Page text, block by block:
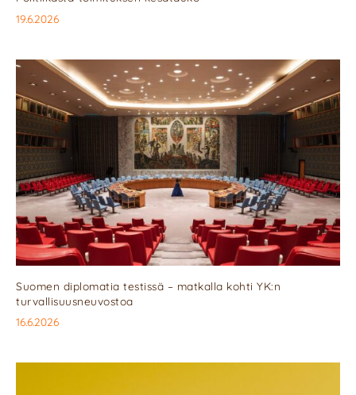
19.6.2026
Suomen diplomatia testissä – matkalla kohti YK:n
turvallisuusneuvostoa
16.6.2026